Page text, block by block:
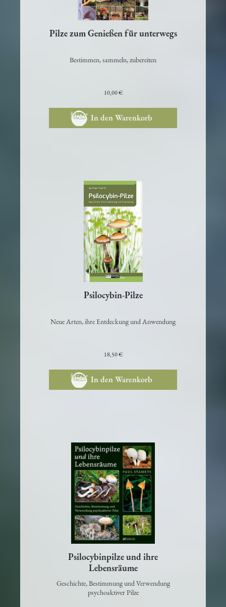
Pilze zum Genießen für unterwegs
Bestimmen, sammeln, zubereiten
10,00 €
In den Warenkorb
Psilocybin-Pilze
Neue Arten, ihre Entdeckung und Anwendung
18,50 €
In den Warenkorb
Psilocybinpilze und ihre
Lebensräume
Geschichte, Bestimmung und Verwendung
psychoaktiver Pilze